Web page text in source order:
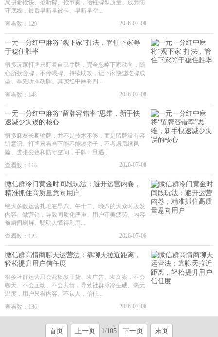
局拼命抢快、抢听牌、抢节奏，牺牲牌型质量、放弃防
守底线，最后早听早被卡、早听早空...
查看数：129
2026-07-08
一元一分红中麻将“观下家”打法，管住下家等
于稳住胜率
很多玩家打牌只盯着自己手牌，完全忽略下家动向，随
心所欲舍牌，不停喂牌、持续助攻，让下家快速吃牌成
型、率先听牌胡牌。其实红中麻将四...
查看数：148
2026-07-08
一元一分红中麻将“留牌容错率”思维，新手快
速减少失误的核心
很多麻友长期输牌，并不是技术不够，而是留牌没有容
错意识。打牌只看当下能不能凑搭子，不考虑后续风
险、进张变数和防守空间，手牌一旦遇...
查看数：118
2026-07-08
微信群冷门黄金时间段玩法：避开运营内卷，
精准抓住高质量意向用户
绝大多数运营扎堆在早八、午十二、晚八的大众时段发
内容、做营销，导致同质化严重、用户审美疲劳、内容
被瞬间刷屏。聪明人懂得利用...
查看数：123
2026-07-06
微信群高情商聊天运营法：靠聊天拉近距离，
轻松提升用户信任度
很多社群运营只会死板发干货、发广告、发文案，不会
聊天、不会互动、不会共情，导致社群冰冷生硬、毫无
温度，用户只看内容、不认人，信任...
查看数：136
2026-07-06
首页 上一页 1/105 下一页 末页